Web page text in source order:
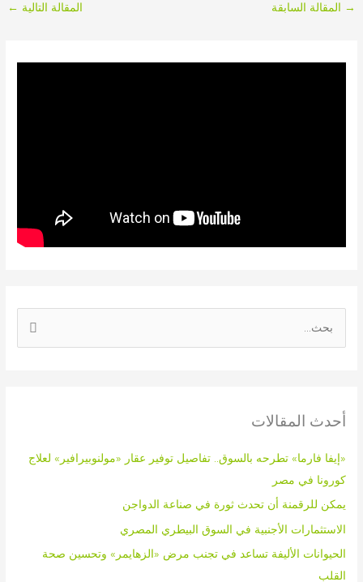
→ المقالة السابقة المقالة التالية ←
ث
ن
:
أحدث المقالات
«إيفا فارما» تطرحه بالسوق.. تفاصيل توفير عقار «مولنوبيرافير» لعلاج
كورونا في مصر
يمكن للرقمنة أن تحدث ثورة في صناعة الدواجن
الاستثمارات الأجنبية في السوق البيطري المصري
الحيوانات الأليفة تساعد في تجنب مرض «الزهايمر» وتحسين صحة
القلب